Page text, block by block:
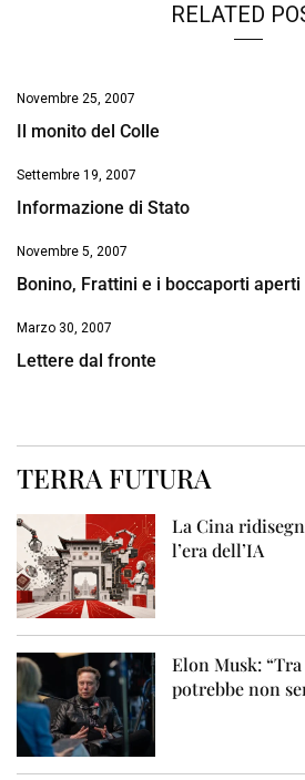
RELATED
Novembre 25, 2007
Il monito del Colle
Settembre 19, 2007
Informazione di Stato
Novembre 5, 2007
Bonino, Frattini e i boccaporti aperti
Marzo 30, 2007
Lettere dal fronte
TERRA FUTURA
La Cina
l’era dell’IA
Elon Musk:
potrebbe non